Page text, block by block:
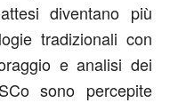
diventano più
tradizionali con
e analisi dei
sono percepite